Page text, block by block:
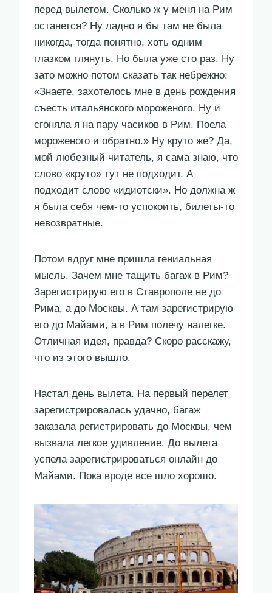
перед вылетом. Сколько ж у меня на Рим
останется? Ну ладно я бы там не была
никогда, тогда понятно, хоть одним
глазком глянуть. Но была уже сто раз. Ну
зато можно потом сказать так небрежно:
«Знаете, захотелось мне в день рождения
съесть итальянского мороженого. Ну и
сгоняла я на пару часиков в Рим. Поела
мороженого и обратно.» Ну круто же? Да,
мой любезный читатель, я сама знаю, что
слово «круто» тут не подходит. А
подходит слово «идиотски». Но должна ж
я была себя чем-то успокоить, билеты-то
невозвратные.
Потом вдруг мне пришла гениальная
мысль. Зачем мне тащить багаж в Рим?
Зарегистрирую его в Ставрополе не до
Рима, а до Москвы. А там зарегистрирую
его до Майами, а в Рим полечу налегке.
Отличная идея, правда? Скоро расскажу,
что из этого вышло.
Настал день вылета. На первый перелет
зарегистрировалась удачно, багаж
заказала регистрировать до Москвы, чем
вызвала легкое удивление. До вылета
успела зарегистрироваться онлайн до
Майами. Пока вроде все шло хорошо.